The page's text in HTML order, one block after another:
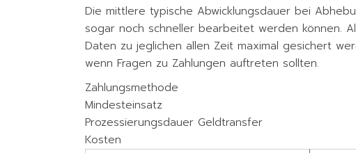
Die mittlere typische Abwicklungsdauer bei
sogar noch schneller bearbeitet werden können.
Daten zu jeglichen allen Zeit maximal gesichert
wenn Fragen zu Zahlungen auftreten sollten.
Zahlungsmethode
Mindesteinsatz
Prozessierungsdauer Geldtransfer
Kosten